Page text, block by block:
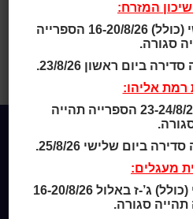
זמין ולא ניתן יהיה להיכנס
או להורדת קופונים לעברית –
על ההבנה.
המזרח:
בימים ראשון עד חמישי (כולל) 16-20/8/26 הספרייה
סגורה.
ביום ראשון 23/8/26.
רמת אליהו:
בימים ראשון ושני 23-24/8/26 הספרייה תהייה
ביום שלישי 25/8/26.
מעגלים:
בימים ראשון עד חמישי (כולל) ג’-ז באלול 16-20/8/26
תהייה סגורה.